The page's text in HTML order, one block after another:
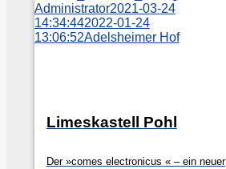
Administrator2021-03-24
14:34:442022-01-24
13:06:52Adelsheimer Hof
Limeskastell Pohl
Der »comes electronicus « – ein neuer